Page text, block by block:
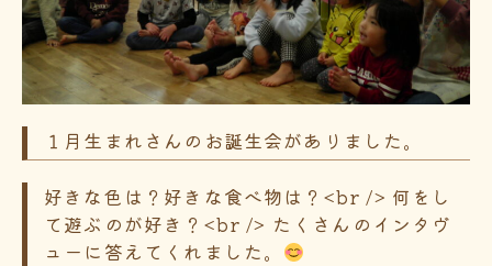
１月生まれさんのお誕生会がありました。
好きな色は？好きな食べ物は？<br /> 何をし
て遊ぶのが好き？<br /> たくさんのインタヴ
ューに答えてくれました。